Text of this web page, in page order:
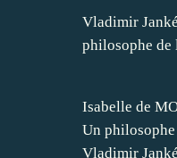
Vladimir
philosophe de
Isabelle de
Un
Vladimir